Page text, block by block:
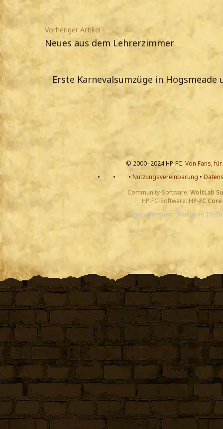
Vorheriger Artikel
Neues aus dem Lehrerzimmer
Erste Karnevalsumzüge in Hogsmeade
© 2000–2024 HP-FC. Von Fans,
•
• • Nutzungsvereinbarung •
Community-Software: WoltLab
HP-FC-Software: HP-FC Core
Draco Dormiens Nunquam